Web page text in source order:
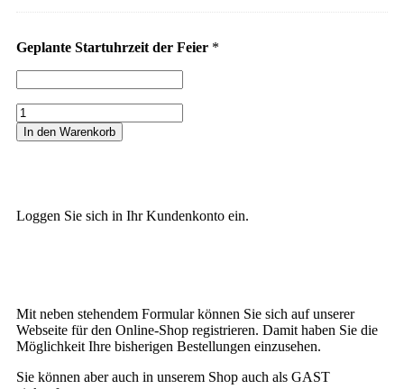
Geplante Startuhrzeit der Feier *
In den Warenkorb
Loggen Sie sich in Ihr Kundenkonto ein.
Mit neben stehendem Formular können Sie sich auf unserer
Webseite für den Online-Shop registrieren. Damit haben Sie die
Möglichkeit Ihre bisherigen Bestellungen einzusehen.
Sie können aber auch in unserem Shop auch als GAST